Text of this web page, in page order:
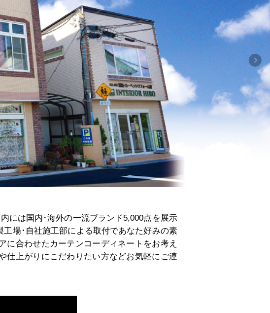
には国内･海外の一流ブランド5,000点を展示
場･自社施工部による取付であなた好みの素
合わせたカーテンコーディネートをお考え
仕上がりにこだわりたい方などお気軽にご連